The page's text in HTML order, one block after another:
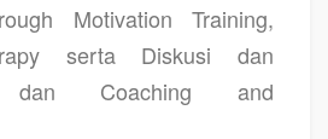
Motivation Training,
serta Diskusi dan
dan Coaching and